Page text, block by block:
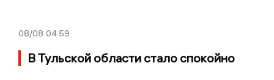
08/08 04:59
В Тульской области стало спокойно